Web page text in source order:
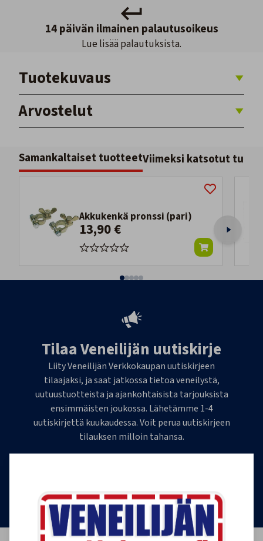
14 päivän ilmainen palautusoikeus
Lue lisää palautuksista.
Tuotekuvaus
Arvostelut
Samankaltaiset tuotteetViimeksi katsotut
Akkukenkä pronssi (pari)
13,90 €
Tilaa Veneilijän uutiskirje
Liity Veneilijän Verkkokaupan uutiskirjeen
tilaajaksi, ja saat jatkossa tietoa veneilystä,
uutuustuotteista ja ajankohtaisista tarjouksista
ensimmäisten joukossa. Lähetämme 1-4
uutiskirjettä kuukaudessa. Voit perua uutiskirjeen
tilauksen milloin tahansa.